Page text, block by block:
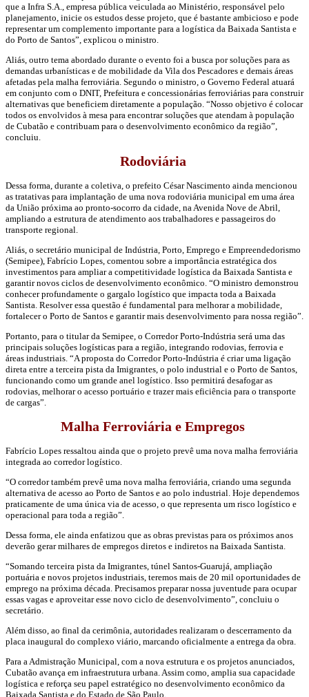
que a Infra S.A., empresa pública veiculada ao Ministério, responsável pelo
planejamento, inicie os estudos desse projeto, que é bastante ambicioso e pode
representar um complemento importante para a logística da Baixada Santista e
do Porto de Santos”, explicou o ministro.
Aliás, outro tema abordado durante o evento foi a busca por soluções para as
demandas urbanísticas e de mobilidade da Vila dos Pescadores e demais áreas
afetadas pela malha ferroviária. Segundo o ministro, o Governo Federal atuará
em conjunto com o DNIT, Prefeitura e concessionárias ferroviárias para construir
alternativas que beneficiem diretamente a população. “Nosso objetivo é colocar
todos os envolvidos à mesa para encontrar soluções que atendam à população
de Cubatão e contribuam para o desenvolvimento econômico da região”,
concluiu.
Rodoviária
Dessa forma, durante a coletiva, o prefeito César Nascimento ainda mencionou
as tratativas para implantação de uma nova rodoviária municipal em uma área
da União próxima ao pronto-socorro da cidade, na Avenida Nove de Abril,
ampliando a estrutura de atendimento aos trabalhadores e passageiros do
transporte regional.
Aliás, o secretário municipal de Indústria, Porto, Emprego e Empreendedorismo
(Semipee), Fabrício Lopes, comentou sobre a importância estratégica dos
investimentos para ampliar a competitividade logística da Baixada Santista e
garantir novos ciclos de desenvolvimento econômico. “O ministro demonstrou
conhecer profundamente o gargalo logístico que impacta toda a Baixada
Santista. Resolver essa questão é fundamental para melhorar a mobilidade,
fortalecer o Porto de Santos e garantir mais desenvolvimento para nossa região”.
Portanto, para o titular da Semipee, o Corredor Porto-Indústria será uma das
principais soluções logísticas para a região, integrando rodovias, ferrovia e
áreas industriais. “A proposta do Corredor Porto-Indústria é criar uma ligação
direta entre a terceira pista da Imigrantes, o polo industrial e o Porto de Santos,
funcionando como um grande anel logístico. Isso permitirá desafogar as
rodovias, melhorar o acesso portuário e trazer mais eficiência para o transporte
de cargas”.
Malha Ferroviária e Empregos
Fabrício Lopes ressaltou ainda que o projeto prevê uma nova malha ferroviária
integrada ao corredor logístico.
“O corredor também prevê uma nova malha ferroviária, criando uma segunda
alternativa de acesso ao Porto de Santos e ao polo industrial. Hoje dependemos
praticamente de uma única via de acesso, o que representa um risco logístico e
operacional para toda a região”.
Dessa forma, ele ainda enfatizou que as obras previstas para os próximos anos
deverão gerar milhares de empregos diretos e indiretos na Baixada Santista.
“Somando terceira pista da Imigrantes, túnel Santos-Guarujá, ampliação
portuária e novos projetos industriais, teremos mais de 20 mil oportunidades de
emprego na próxima década. Precisamos preparar nossa juventude para ocupar
essas vagas e aproveitar esse novo ciclo de desenvolvimento”, concluiu o
secretário.
Além disso, ao final da cerimônia, autoridades realizaram o descerramento da
placa inaugural do complexo viário, marcando oficialmente a entrega da obra.
Para a Admistração Municipal, com a nova estrutura e os projetos anunciados,
Cubatão avança em infraestrutura urbana. Assim como, amplia sua capacidade
logística e reforça seu papel estratégico no desenvolvimento econômico da
Baixada Santista e do Estado de São Paulo.